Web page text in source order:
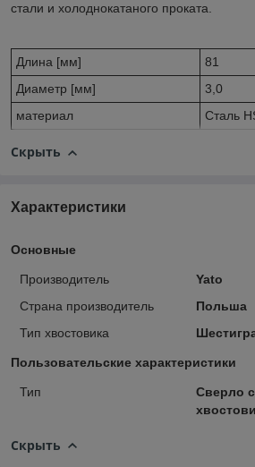
стали и холоднокатаного проката.
Длина [мм]
81
Диаметр [мм]
3,0
материал
Сталь
Скрыть
Характеристики
Основные
Производитель
Yato
Страна производитель
Польша
Тип хвостовика
Пользовательские характеристики
Тип
Сверло
Скрыть